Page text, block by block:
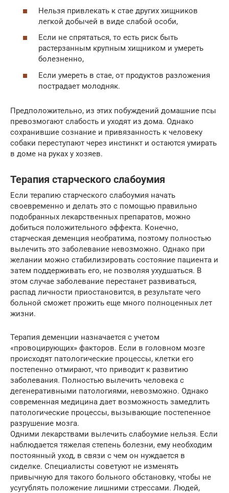
Нельзя привлекать к стае других хищников
легкой добычей в виде слабой особи,
Если не спрятаться, то есть риск быть
растерзанным крупным хищником и умереть
болезненно,
Если умереть в стае, от продуктов разложения
пострадает молодняк.
Предположительно, из этих побуждений домашние псы
превозмогают слабость и уходят из дома. Однако
сохранившие сознание и привязанность к человеку
собаки переступают через инстинкт и остаются умирать
в доме на руках у хозяев.
Терапия старческого слабоумия
Если терапию старческого слабоумия начать
своевременно и делать это с помощью правильно
подобранных лекарственных препаратов, можно
добиться положительного эффекта. Конечно,
старческая деменция необратима, поэтому полностью
вылечить это заболевание невозможно. Однако при
желании можно стабилизировать состояние пациента и
затем поддерживать его, не позволяя ухудшаться. В
этом случае заболевание перестанет развиваться,
распад личности приостановится, в результате чего
больной сможет прожить еще много полноценных лет
жизни.
Терапия деменции назначается с учетом
«провоцирующих» факторов. Если в головном мозге
происходят патологические процессы, клетки его
постепенно отмирают, что приводит к развитию
заболевания. Полностью вылечить человека с
дегенеративными патологиями, невозможно. Однако
современная медицина дает возможность замедлить
патологические процессы, вызывающие постепенное
разрушение мозга.
Одними лекарствами вылечить слабоумие нельзя. Если
наблюдается тяжелая степень болезни, ему необходим
постоянный уход, в связи с чем он нуждается в
сиделке. Специалисты советуют не изменять
привычную для такого больного обстановку, чтобы не
усугублять положение лишними стрессами. Людей,